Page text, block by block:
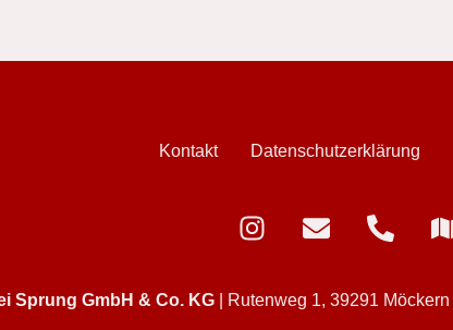
Kontakt Datenschutzerklärung
Sprung GmbH & Co. KG| Rutenweg 1, 39291 Möckern